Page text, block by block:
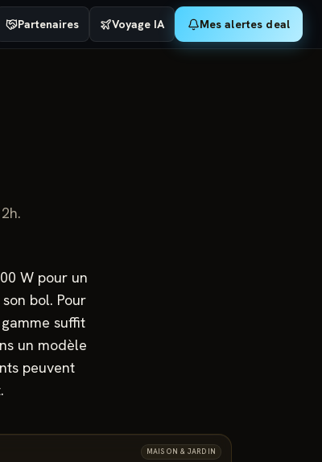
Partenaires Voyage IA Mes alertes deal
W pour un
bol. Pour
suffit
un modèle
peuvent
MAISON & JARDIN